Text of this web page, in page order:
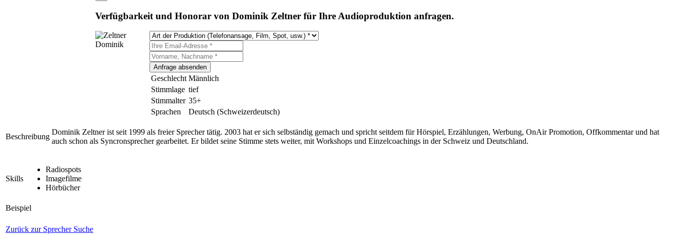
Verfügbarkeit und Honorar von Dominik Zeltner für Ihre Audioproduktion anfragen.
Geschlecht Männlich
Stimmlage tief
Stimmalter 35+
Sprachen
Deutsch (Schweizerdeutsch)
Beschreibung
Dominik Zeltner ist seit 1999 als freier Sprecher tätig. 2003 hat er sich selbständig gemach und spricht seitdem für Hörspiel, Erzählungen, Werbung, OnAir Promotion, Offkommentar und hat
auch schon als Syncronsprecher gearbeitet. Er bildet seine Stimme stets weiter, mit Workshops und Einzelcoachings in der Schweiz und Deutschland.
Skills
Radiospots
Imagefilme
Hörbücher
Beispiel
Zurück zur Sprecher Suche